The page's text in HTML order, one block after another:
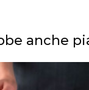
anche